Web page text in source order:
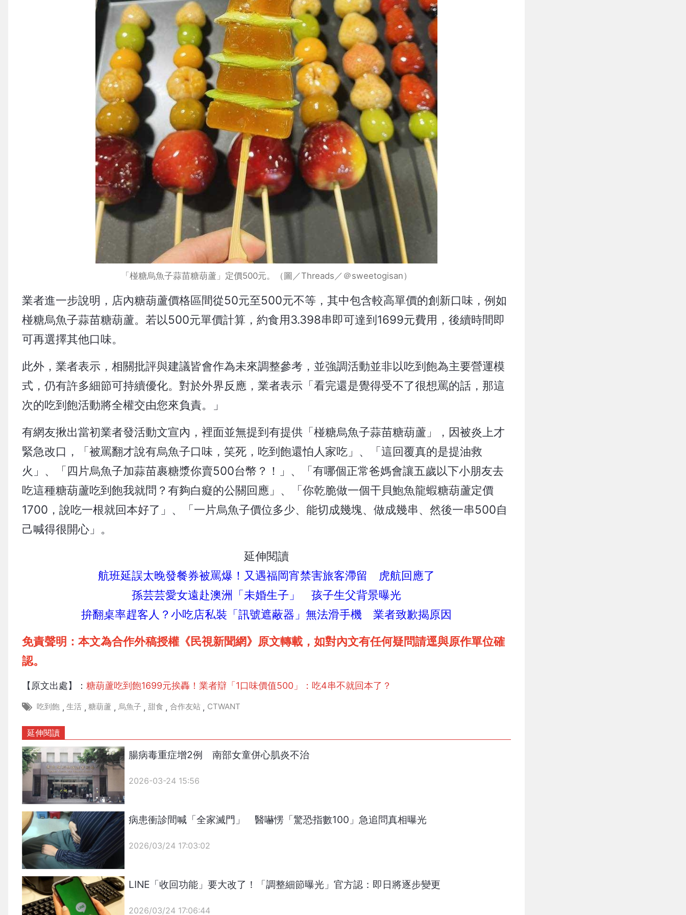
「椪糖烏魚子蒜苗糖葫蘆」定價500元。（圖／Threads／＠sweetogisan）
業者進一步說明，店內糖葫蘆價格區間從50元至500元不等，其中包含較高單價的創新口味，例如
椪糖烏魚子蒜苗糖葫蘆。若以500元單價計算，約食用3.398串即可達到1699元費用，後續時間即
可再選擇其他口味。
此外，業者表示，相關批評與建議皆會作為未來調整參考，並強調活動並非以吃到飽為主要營運模
式，仍有許多細節可持續優化。對於外界反應，業者表示「看完還是覺得受不了很想罵的話，那這
次的吃到飽活動將全權交由您來負責。」
有網友揪出當初業者發活動文宣內，裡面並無提到有提供「椪糖烏魚子蒜苗糖葫蘆」，因被炎上才
緊急改口，「被罵翻才說有烏魚子口味，笑死，吃到飽還怕人家吃」、「這回覆真的是提油救
火」、「四片烏魚子加蒜苗裹糖漿你賣500台幣？！」、「有哪個正常爸媽會讓五歲以下小朋友去
吃這種糖葫蘆吃到飽我就問？有夠白癡的公關回應」、「你乾脆做一個干貝鮑魚龍蝦糖葫蘆定價
1700，說吃一根就回本好了」、「一片烏魚子價位多少、能切成幾塊、做成幾串、然後一串500自
己喊得很開心」。
延伸閱讀
航班延誤太晚發餐券被罵爆！又遇福岡宵禁害旅客滯留 虎航回應了
孫芸芸愛女遠赴澳洲「未婚生子」 孩子生父背景曝光
拚翻桌率趕客人？小吃店私裝「訊號遮蔽器」無法滑手機 業者致歉揭原因
免責聲明：本文為合作外稿授權《民視新聞網》原文轉載，如對內文有任何疑問請逕與原作單位確
認。
【原文出處】：糖葫蘆吃到飽1699元挨轟！業者辯「1口味價值500」：吃4串不就回本了？
吃到飽 , 生活 , 糖葫蘆 , 烏魚子 , 甜食 , 合作友站 , CTWANT
延伸閱讀
腸病毒重症增2例 南部女童併心肌炎不治
2026-03-24 15:56
{PLAYICON}
病患衝診間喊「全家滅門」 醫嚇愣「驚恐指數100」急追問真相曝光
2026/03/24 17:03:02
LINE「收回功能」要大改了！「調整細節曝光」官方認：即日將逐步變更
2026/03/24 17:06:44